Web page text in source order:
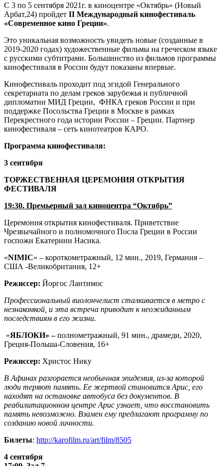
C 3 по 5 сентября 2021г. в киноцентре «Октябрь» (Новый
Арбат,24) пройдет II Международный кинофестиваль
«Современное кино Греции».
Это уникальная возможность увидеть новые (созданные в
2019-2020 годах) художественные фильмы на греческом языке
с русскими субтитрами. Большинство из фильмов программы
кинофестиваля в России будут показаны впервые.
Кинофестиваль проходит под эгидой Генерального
секретариата по делам греков зарубежья и публичной
дипломатии МИД Греции, ФНКА греков России и при
поддержке Посольства Греции в Москве в рамках
Перекрестного года истории России – Греции. Партнер
кинофестиваля – сеть кинотеатров КАРО.
Программа кинофестиваля:
3 сентября
ТОРЖЕСТВЕННАЯ ЦЕРЕМОНИЯ ОТКРЫТИЯ
ФЕСТИВАЛЯ
19:30. Премьерный зал киноцентра “Октябрь”
Церемония открытия кинофестиваля. Приветствие
Чрезвычайного и полномочного Посла Греции в России
госпожи Екатерини Насика.
«NIMIC» – короткометражный, 12 мин., 2019, Германия –
США -Великобритания, 12+
Режиссер: Йоргос Лантимос
Профессиональный виолончелист сталкивается в метро с
незнакомкой, и эта встреча приводит к неожиданным
последствиям в его жизни.
«ЯБЛОКИ» –полнометражный, 91 мин., драмеди, 2020,
Греция-Польша-Словения, 16+
Режиссер: Христос Нику
В Афинах разгорается необычная эпидемия, из-за которой
люди теряют память. Ее жертвой становится Арис, его
находят на остановке автобуса без документов. В
реабилитационном центре Арис узнает, что восстановить
память невозможно. Взамен ему предлагают программу по
созданию новой личности.
Билеты: http://karofilm.ru/art/film/8505
4 сентября